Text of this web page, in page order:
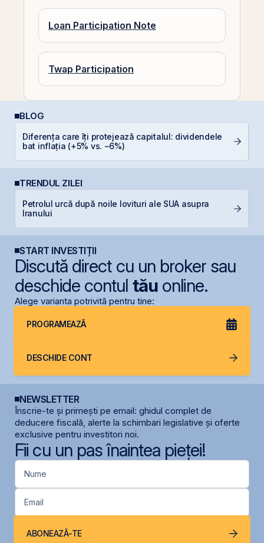
Loan Participation Note
Twap Participation
BLOG
Diferența care îți protejează capitalul: dividendele
bat inflația (+5% vs. −6%)
TRENDUL ZILEI
Petrolul urcă după noile lovituri ale SUA asupra
Iranului
START INVESTIȚII
Discută direct cu un broker sau
deschide contul tăuonline.
Alege varianta potrivită pentru tine:
PROGRAMEAZĂ
DESCHIDE CONT
NEWSLETTER
Înscrie-te și primești pe email: ghidul complet de
deducere fiscală, alerte la schimbari legislative și oferte
exclusive pentru investitori noi.
Fii cu un pas înaintea pieței!
Nume
Email
ABONEAZĂ-TE